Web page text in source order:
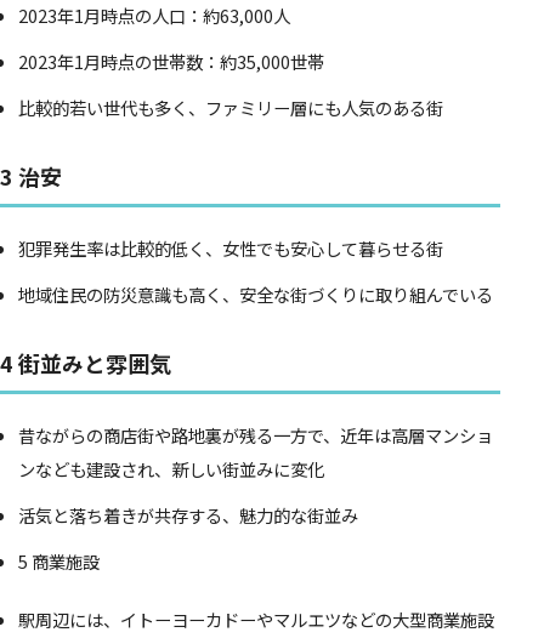
2023年1月時点の人口：約63,000人
2023年1月時点の世帯数：約35,000世帯
比較的若い世代も多く、ファミリー層にも人気のある街
3 治安
犯罪発生率は比較的低く、女性でも安心して暮らせる街
地域住民の防災意識も高く、安全な街づくりに取り組んでいる
4 街並みと雰囲気
昔ながらの商店街や路地裏が残る一方で、近年は高層マンショ
ンなども建設され、新しい街並みに変化
活気と落ち着きが共存する、魅力的な街並み
5 商業施設
駅周辺には、イトーヨーカドーやマルエツなどの大型商業施設